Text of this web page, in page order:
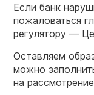
Если банк
пожаловаться
регулятору —
Оставляем
можно
на